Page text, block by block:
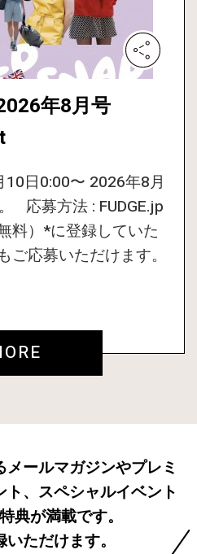
年8月号
日0:00〜 2026年8月
応募方法 : FUDGE.jp
料）*に登録していた
応募いただけます。
ールマガジンやプレミ
、スペシャルイベント
典が満載です。
ただけます。